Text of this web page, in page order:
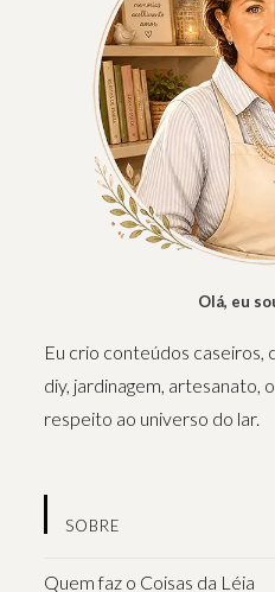
Olá, eu
Eu crio conteúdos
diy, jardinagem, artesanato,
respeito ao universo do lar.
SOBRE
Quem faz o Coisas da Léia